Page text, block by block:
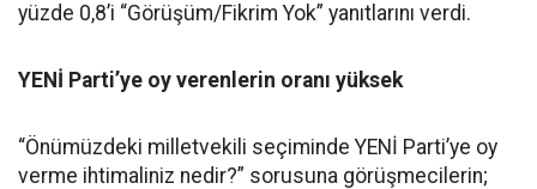
yüzde 0,8’i “Görüşüm/Fikrim Yok” yanıtlarını verdi.
YENİ Parti’ye oy verenlerin oranı yüksek
“Önümüzdeki milletvekili seçiminde YENİ Parti’ye oy
verme ihtimaliniz nedir?” sorusuna görüşmecilerin;